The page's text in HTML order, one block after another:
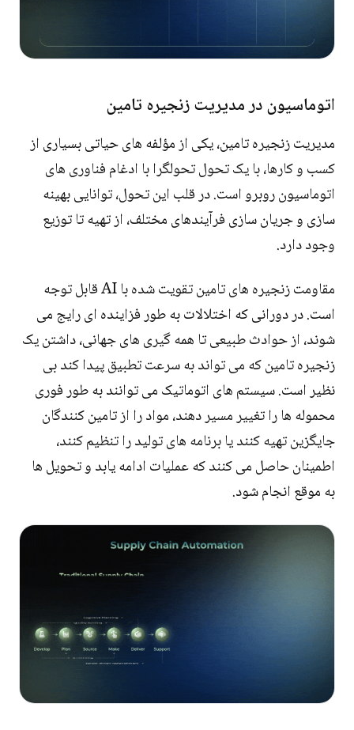
اتوماسیون در مدیریت زنجیره تامین
مدیریت زنجیره تامین، یکی از مؤلفه های حیاتی بسیاری از
کسب و کارها، با یک تحول تحولگرا با ادغام فناوری های
اتوماسیون روبرو است. در قلب این تحول، توانایی بهینه
سازی و جریان سازی فرآیندهای مختلف، از تهیه تا توزیع
وجود دارد.
مقاومت زنجیره های تامین تقویت شده با AI قابل توجه
است. در دورانی که اختلالات به طور فزاینده ای رایج می
شوند، از حوادث طبیعی تا همه گیری های جهانی، داشتن یک
زنجیره تامین که می تواند به سرعت تطبیق پیدا کند بی
نظیر است. سیستم های اتوماتیک می توانند به طور فوری
محموله ها را تغییر مسیر دهند، مواد را از تامین کنندگان
جایگزین تهیه کنند یا برنامه های تولید را تنظیم کنند،
اطمینان حاصل می کنند که عملیات ادامه یابد و تحویل ها
به موقع انجام شود.